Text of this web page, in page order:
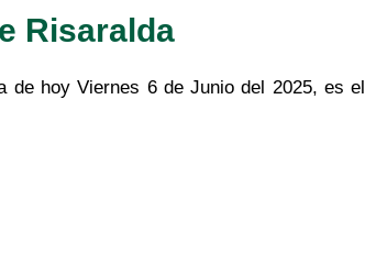
Risaralda
de hoy Viernes 6 de Junio del 2025, es el